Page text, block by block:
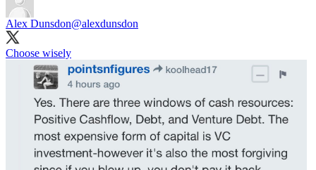
Alex Dunsdon@alexdunsdon
Choose wisely